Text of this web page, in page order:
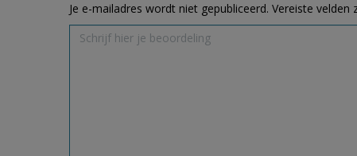
Je e-mailadres wordt niet gepubliceerd. Vereiste velden